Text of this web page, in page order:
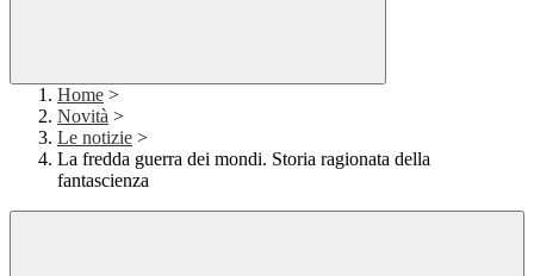
Home >
Novità >
Le notizie >
La fredda guerra dei mondi. Storia ragionata della
fantascienza